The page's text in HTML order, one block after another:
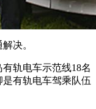
决。
轨电车示范线18名
有轨电车驾乘队伍